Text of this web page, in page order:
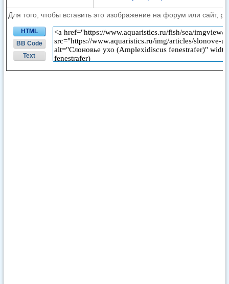
Для того, чтобы вставить это изображение на форум или сайт,
HTML
BB Code
Text